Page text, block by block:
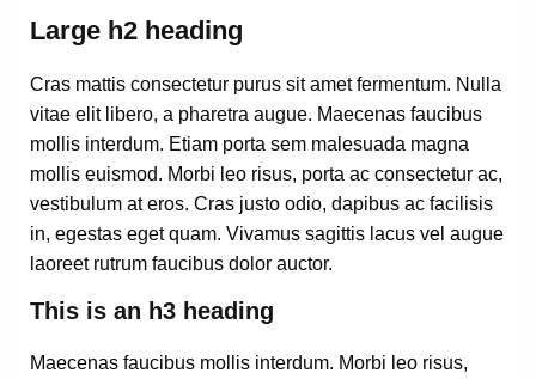
Large h2 heading
Cras mattis consectetur purus sit amet fermentum. Nulla
vitae elit libero, a pharetra augue. Maecenas faucibus
mollis interdum. Etiam porta sem malesuada magna
mollis euismod. Morbi leo risus, porta ac consectetur ac,
vestibulum at eros. Cras justo odio, dapibus ac facilisis
in, egestas eget quam. Vivamus sagittis lacus vel augue
laoreet rutrum faucibus dolor auctor.
This is an h3 heading
Maecenas faucibus mollis interdum. Morbi leo risus,